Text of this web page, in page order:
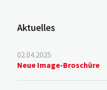
Aktuelles
02.04.2025
Neue Image-Broschüre